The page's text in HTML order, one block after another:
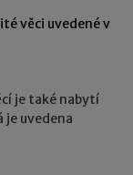
věci uvedené v
je také nabytí
uvedena